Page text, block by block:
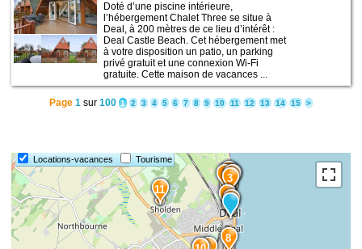
Doté d’une piscine intérieure,
l’hébergement Chalet Three se situe à
Deal, à 200 mètres de ce lieu d’intérêt :
Deal Castle Beach. Cet hébergement met
à votre disposition un patio, un parking
privé gratuit et une connexion Wi-Fi
gratuite. Cette maison de vacances ...
Page 1 sur 100 1 2 3 4 5 6 7 8 9 10 11 12 13 14 15 >
Locations-vacances Tourisme
11
8
76
54
3
21